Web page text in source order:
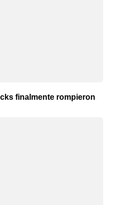
finalmente rompieron